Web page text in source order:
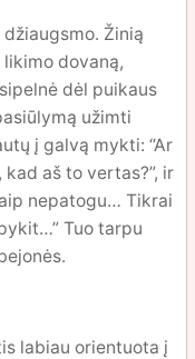
Žinią
dovaną,
dėl puikaus
užimti
į galvą mykti: “Ar
aš to vertas?”, ir
nepatogu… Tikrai
Tuo tarpu
labiau orientuota į